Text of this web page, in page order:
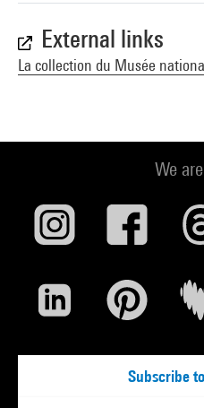
External links
La collection du Musée
We
Subscribe